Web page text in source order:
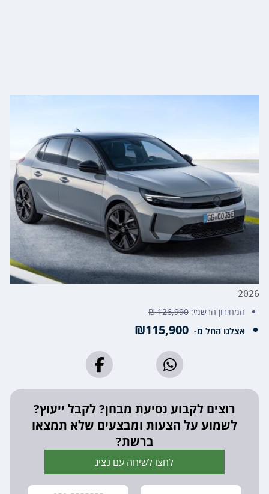
2026
המחירון הרשמי: 126,990 ₪
אצלנו החל מ-
רוצים לקבוע נסיעת מבחן? לקבל ייעוץ?
לשמוע על הצעות ומבצעים שלא תמצאו
ברשת?
לחצו לשיחה עם נציג